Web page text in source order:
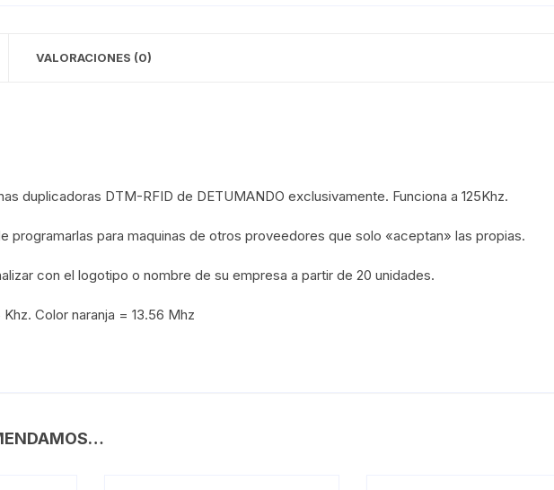
VALORACIONES (0)
duplicadoras DTM-RFID de DETUMANDO exclusivamente. Funciona a 125Khz.
programarlas para maquinas de otros proveedores que solo «aceptan» las propias.
con el logotipo o nombre de su empresa a partir de 20 unidades.
Color naranja = 13.56 Mhz